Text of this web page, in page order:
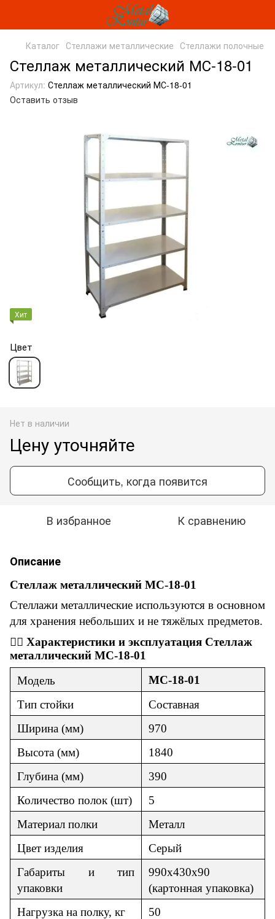
Каталог Стеллажи металлические Стеллажи полочные
Стеллаж металлический МС-18-01
Артикул: Стеллаж металлический МС-18-01
Оставить отзыв
Хит
Цвет
Нет в наличии
Цену уточняйте
Сообщить, когда появится
В избранное К сравнению
Описание
Стеллаж металлический МС-18-01
Стеллажи металлические используются в основном
для хранения небольших и не тяжёлых предметов.
👇🏼 Характеристики и эксплуатация Стеллаж
металлический МС-18-01
Модель
МС-18-01
Тип стойки
Составная
Ширина (мм)
970
Высота (мм)
1840
Глубина (мм)
390
Количество полок (шт)
5
Материал полки
Металл
Цвет изделия
Серый
Габариты и тип
упаковки
990х430х90
(картонная упаковка)
Нагрузка на полку, кг
50